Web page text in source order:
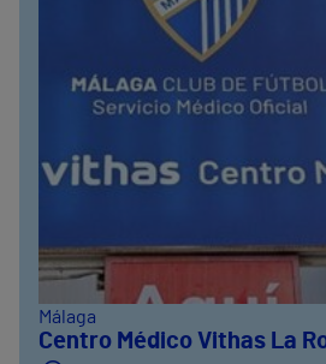
Málaga
Centro Médico Vithas La